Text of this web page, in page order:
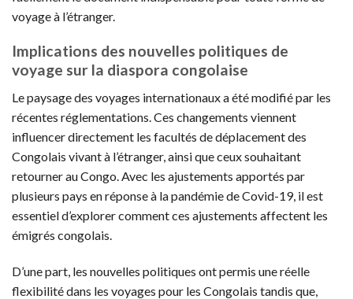
voyage à l’étranger.
Implications des nouvelles politiques de
voyage sur la diaspora congolaise
Le paysage des voyages internationaux a été modifié par les
récentes réglementations. Ces changements viennent
influencer directement les facultés de déplacement des
Congolais vivant à l’étranger, ainsi que ceux souhaitant
retourner au Congo. Avec les ajustements apportés par
plusieurs pays en réponse à la pandémie de Covid-19, il est
essentiel d’explorer comment ces ajustements affectent les
émigrés congolais.
D’une part, les nouvelles politiques ont permis une réelle
flexibilité dans les voyages pour les Congolais tandis que,